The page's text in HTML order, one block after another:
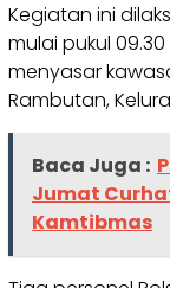
Kegiatan ini
mulai pukul 09.30
menyasar
Rambutan,
Baca Juga :
Jumat
Kamtibmas